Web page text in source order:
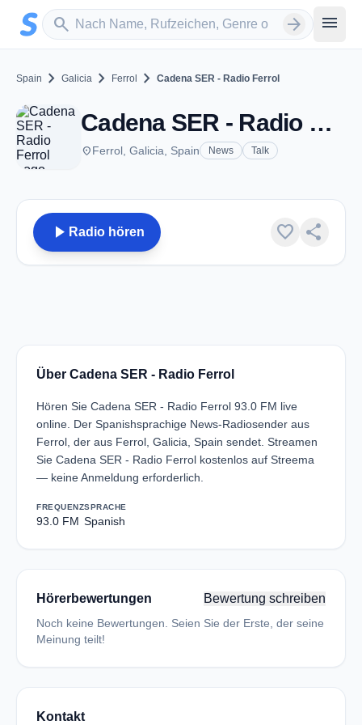
Zum Hauptinhalt springen
search
Sender suchen arrow_forward menu
Spain chevron_right Galicia chevron_right Ferrol chevron_right Cadena SER - Radio Ferrol
Cadena SER - Radio Ferrol - FM 93.0 - Ferrol
placeFerrol, Galicia, Spain News Talk
play_arrow Radio hören favorite share
Über Cadena SER - Radio Ferrol
Hören Sie Cadena SER - Radio Ferrol 93.0 FM live
online. Der Spanishsprachige News-Radiosender aus
Ferrol, der aus Ferrol, Galicia, Spain sendet. Streamen
Sie Cadena SER - Radio Ferrol kostenlos auf Streema
— keine Anmeldung erforderlich.
FREQUENZ
93.0 FM
SPRACHE
Spanish
Hörerbewertungen Bewertung schreiben
Noch keine Bewertungen. Seien Sie der Erste, der seine
Meinung teilt!
Kontakt